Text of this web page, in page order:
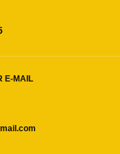
E-MAIL